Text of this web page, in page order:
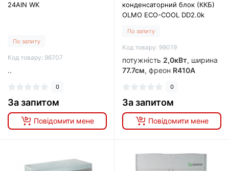
24AIN WK
По запиту
Код товару: 96707
..
0
За запитом
Повідомити мене
конденсаторний блок (ККБ)
OLMO ECO-COOL DD2.0k
По запиту
Код товару: 99019
потужність 2,0кВт, ширина
77.7см, фреон R410A
0
За запитом
Повідомити мене